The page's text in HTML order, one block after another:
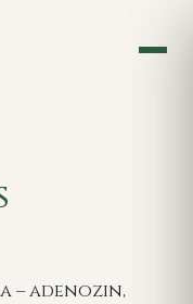
– adenozin,